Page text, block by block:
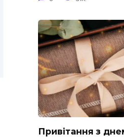
Привітання з